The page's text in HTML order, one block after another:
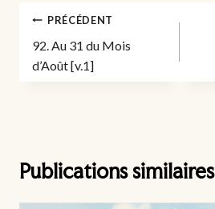
Navigation
de
l’article
PRÉCÉDENT
92. Au 31 du Mois
d’Août [v.1]
Publications similaires